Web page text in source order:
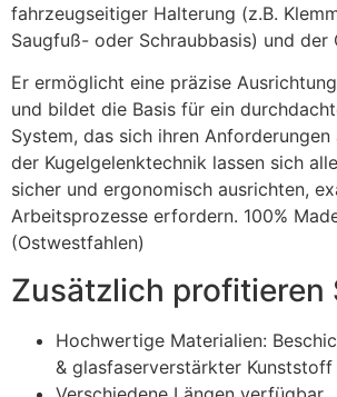
fahrzeugseitiger Halterung (z.B.
Saugfuß- oder Schraubbasis) und der
Er ermöglicht eine präzise
und bildet die Basis für ein
System, das sich ihren Anforderungen
der Kugelgelenktechnik lassen sich
sicher und ergonomisch ausrichten,
Arbeitsprozesse erfordern. 100%
(Ostwestfahlen)
Zusätzlich profitieren
Hochwertige Materialien:
& glasfaserverstärkter Kunststoff